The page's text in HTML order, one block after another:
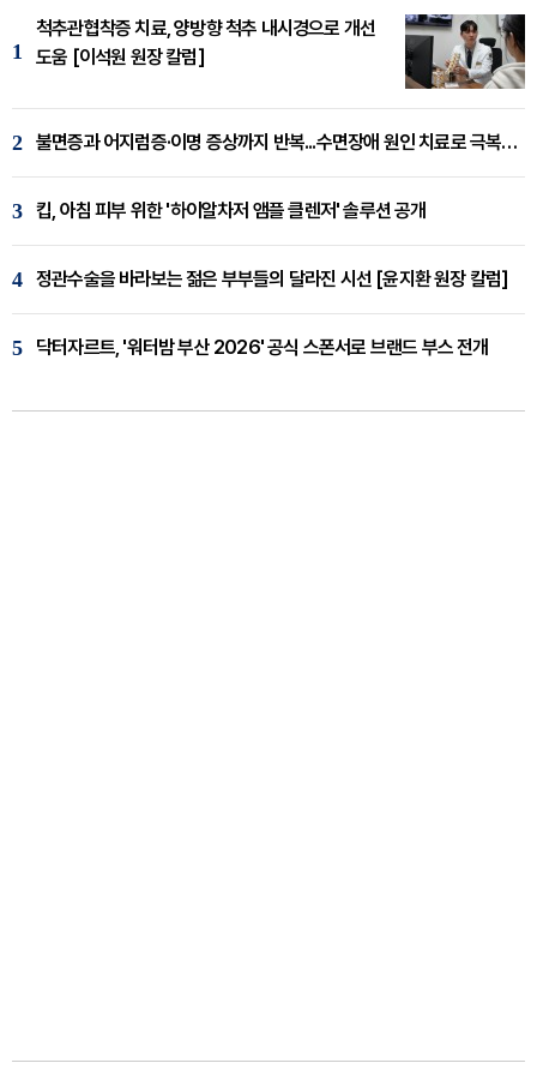
1
척추관협착증 치료, 양방향 척추 내시경으로 개선
도움 [이석원 원장 칼럼]
2 불면증과 어지럼증·이명 증상까지 반복...수면장애 원인 치료로 극복해야
3 킵, 아침 피부 위한 '하이알차저 앰플 클렌저' 솔루션 공개
4 정관수술을 바라보는 젊은 부부들의 달라진 시선 [윤지환 원장 칼럼]
5 닥터자르트, '워터밤 부산 2026' 공식 스폰서로 브랜드 부스 전개